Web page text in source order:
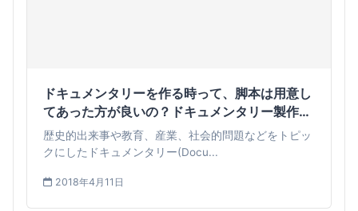
ドキュメンタリーを作る時って、脚本は用意し
てあった方が良いの？ドキュメンタリー製作に
オススメな3つの方法
歴史的出来事や教育、産業、社会的問題などをトピッ
クにしたドキュメンタリー(Docu...
2018年4月11日